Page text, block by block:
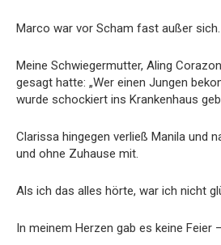
Marco war vor Scham fast außer sich.
Meine Schwiegermutter, Aling
gesagt hatte: „Wer einen Jungen
wurde schockiert ins Krankenhaus
Clarissa hingegen verließ Manila und
und ohne Zuhause mit.
Als ich das alles hörte, war ich nicht
In meinem Herzen gab es keine Feier